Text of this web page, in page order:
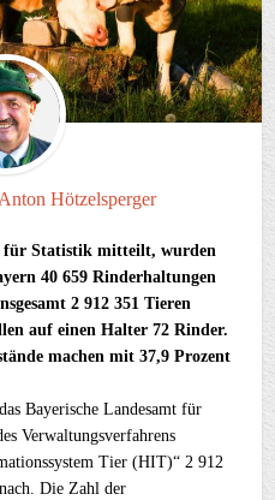
Anton Hötzelsperger
für Statistik mitteilt, wurden
40 659 Rinderhaltungen
2 912 351 Tieren
auf einen Halter 72 Rinder.
machen mit 37,9 Prozent
Bayerische Landesamt für
Verwaltungsverfahrens
Tier (HIT)“ 2 912
Die Zahl der